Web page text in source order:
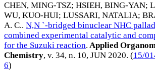
CHEN, MING-TSZ; HSIEH, BING-YAN;
WU, KUO-HUI; LUSSARI, NATALIA;
A. C.. N,N `-bridged binuclear NHC
combined experimental catalytic and
for the Suzuki reaction. Applied
Chemistry, v. 34, n. 10, JUN 2020. (15/
6)